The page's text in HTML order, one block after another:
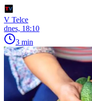
V Telce
dnes, 18:10
3 min